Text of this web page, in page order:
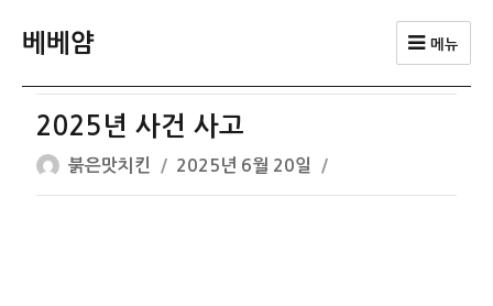
베베얌 메뉴
2025년 사건 사고
글
쓴
붉은맛치킨
작
성
2025년 6월 20일